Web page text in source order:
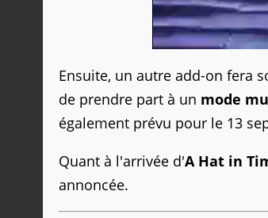
Ensuite, un autre add-on fera
de prendre part à un mode
également prévu pour le 13
Quant à l'arrivée d'A Hat in
annoncée.